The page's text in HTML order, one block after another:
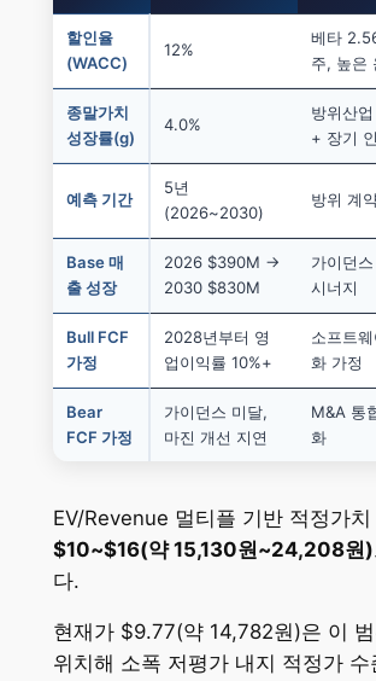
할인율
(WACC)
12%
베타
주, 높은
종말가치
성장률(g)
4.0%
방위산
+ 장기
예측 기간
5년
(2026~2030)
방위 계
Base 매
출 성장
2026 $390M →
2030 $830M
가이던
시너지
Bull FCF
가정
2028년부터 영
업이익률 10%+
소프트
화 가정
Bear
FCF 가정
가이던스 미달,
마진 개선 지연
M&A 통
화
EV/Revenue 멀티플 기반 적정가치
$10~$16(약 15,130원~24,208원)
다.
현재가 $9.77(약 14,782원)은 이
위치해 소폭 저평가 내지 적정가 수